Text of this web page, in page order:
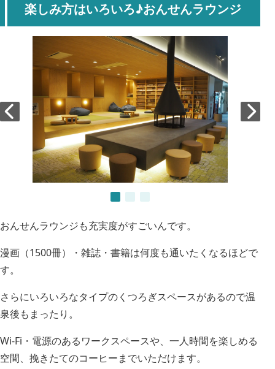
楽しみ方はいろいろ♪おんせんラウンジ
おんせんラウンジも充実度がすごいんです。
漫画（1500冊）・雑誌・書籍は何度も通いたくなるほどで
す。
さらにいろいろなタイプのくつろぎスペースがあるので温
泉後もまったり。
Wi-Fi・電源のあるワークスペースや、一人時間を楽しめる
空間、挽きたてのコーヒーまでいただけます。